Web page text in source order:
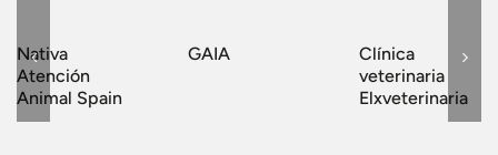
Nativa
Atención
Animal Spain
GAIA
Clínica
veterinaria
Elxveterinaria